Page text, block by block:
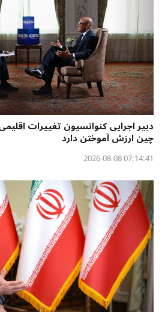
دبیر اجرایی کنوانسیون تغییرات
چین ارزش آموختن دارد
07:14:41 2026-08-08